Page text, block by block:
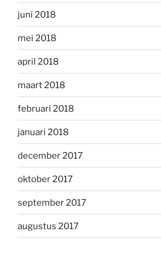
juni 2018
mei 2018
april 2018
maart 2018
februari 2018
januari 2018
december 2017
oktober 2017
september 2017
augustus 2017